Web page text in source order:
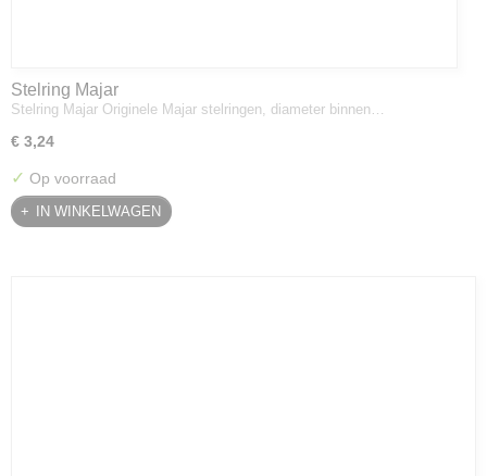
Stelring Majar
Stelring Majar Originele Majar stelringen, diameter binnen…
€ 3,24
✓ Op voorraad
IN WINKELWAGEN